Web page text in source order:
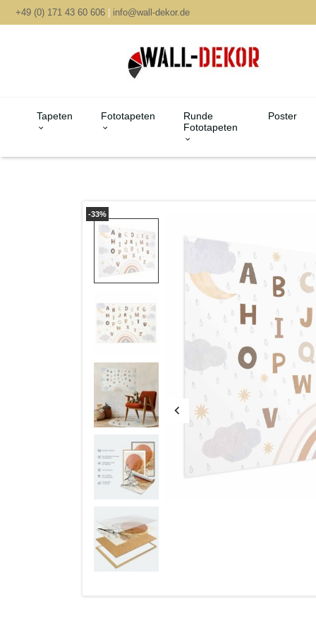
+49 (0) 171 43 60 606 | info@wall-dekor.de
Tapeten Fototapeten
Runde
Fototapeten
Poster
-33%